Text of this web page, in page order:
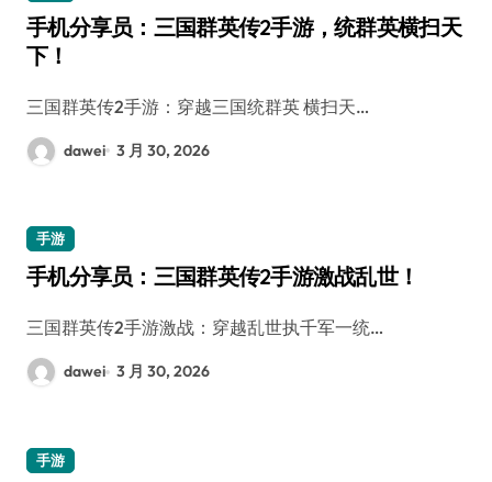
手机分享员：三国群英传2手游，统群英横扫天
下！
三国群英传2手游：穿越三国统群英 横扫天…
dawei 3 月 30, 2026
手游
手机分享员：三国群英传2手游激战乱世！
三国群英传2手游激战：穿越乱世执千军一统…
dawei 3 月 30, 2026
手游